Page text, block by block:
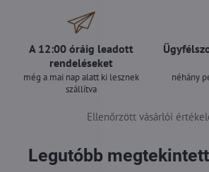
A 12:00 óráig leadott
rendeléseket
még a mai nap alatt ki lesznek
szállítva
néhány
Ellenőrzött vásárlói
Legutóbb